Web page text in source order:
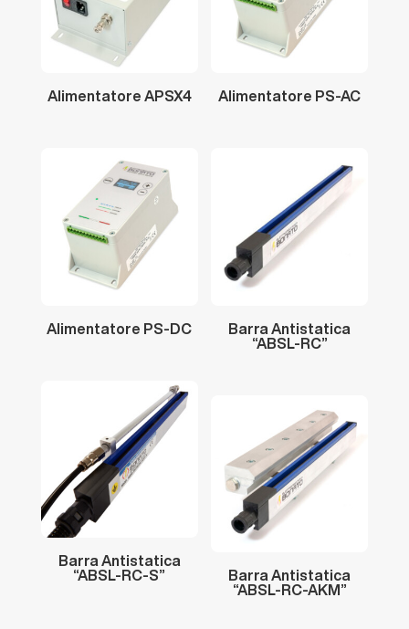
Alimentatore APSX4 Alimentatore PS-AC
Alimentatore PS-DC Barra Antistatica
“ABSL-RC”
Barra Antistatica
“ABSL-RC-S”
Barra Antistatica
“ABSL-RC-AKM”